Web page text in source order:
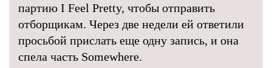
партию I Feel Pretty, чтобы отправить
отборщикам. Через две недели ей ответили
просьбой прислать еще одну запись, и она
спела часть Somewhere.